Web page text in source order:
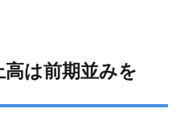
は前期並みを